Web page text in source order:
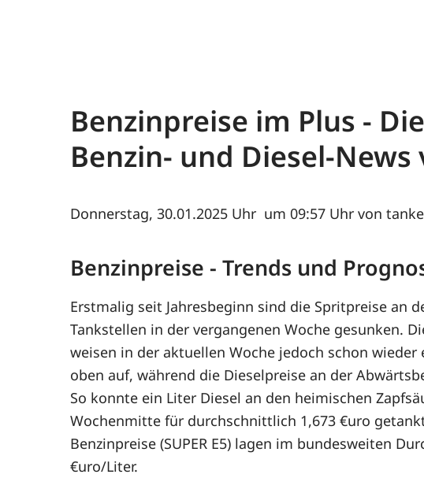
Benzinpreise im Plus -
Benzin- und Diesel-News
Donnerstag, 30.01.2025 um 09:57 Uhr von
Benzinpreise - Trends und
Erstmalig seit Jahresbeginn sind die Spritpreise an
Tankstellen in der vergangenen Woche gesunken.
weisen in der aktuellen Woche jedoch schon wieder
oben auf, während die Dieselpreise an der
So konnte ein Liter Diesel an den heimischen
Wochenmitte für durchschnittlich 1,673 €uro
Benzinpreise (SUPER E5) lagen im bundesweiten
€uro/Liter.